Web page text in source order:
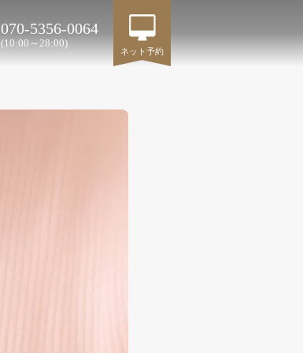
070-5356-0064
(10:00～28:00)
ネット予約